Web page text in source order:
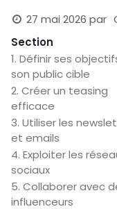
27 mai 2026 par
Section
1. Définir ses
son public cible
2. Créer un teasing
efficace
3. Utiliser les
et emails
4. Exploiter les
sociaux
5. Collaborer avec
influenceurs